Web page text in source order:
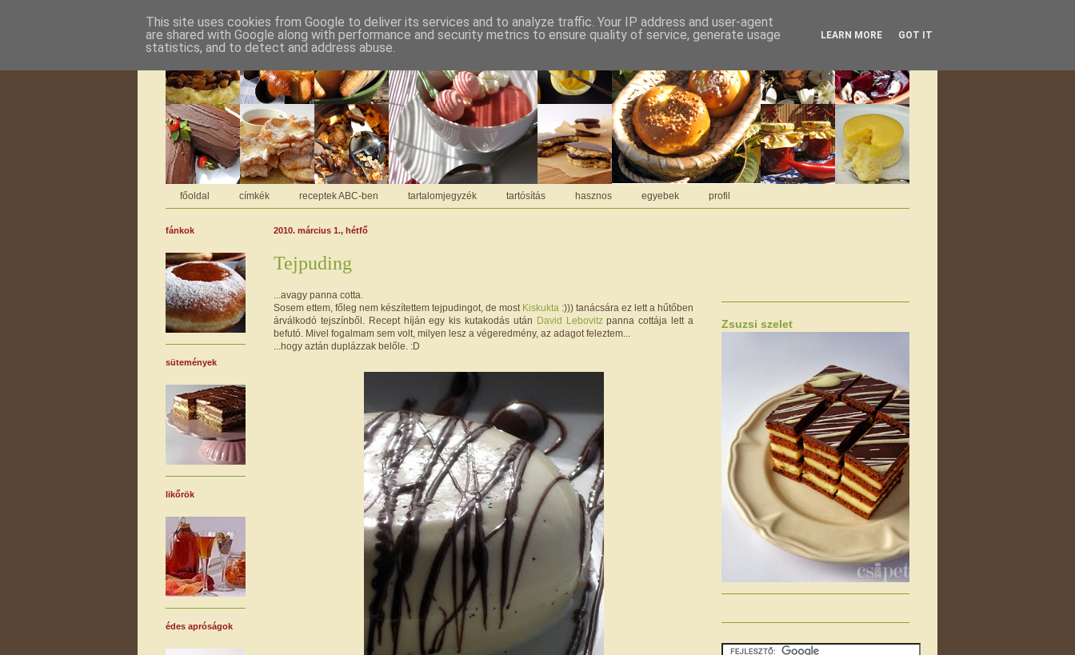
főoldal címkék receptek ABC-ben tartalomjegyzék tartósítás hasznos egyebek profil
2010. március 1., hétfő
Tejpuding
...avagy panna cotta.
Sosem ettem, főleg nem készítettem tejpudingot, de most Kiskukta :))) tanácsára ez lett a hűtőben
árválkodó tejszínből. Recept híján egy kis kutakodás után David Lebovitzpanna cottája lett a
befutó. Mivel fogalmam sem volt, milyen lesz a végeredmény, az adagot feleztem...
...hogy aztán duplázzak belőle. :D
fánkok
sütemények
likőrök
édes apróságok
Zsuzsi szelet
This site uses cookies from Google to deliver its services and to analyze traffic. Your IP address and user-agent
are shared with Google along with performance and security metrics to ensure quality of service, generate usage
statistics, and to detect and address abuse.
LEARN MORE GOT IT